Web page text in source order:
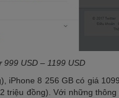
USD – 1199 USD
iPhone 8 256 GB có giá
triệu đồng). Với những